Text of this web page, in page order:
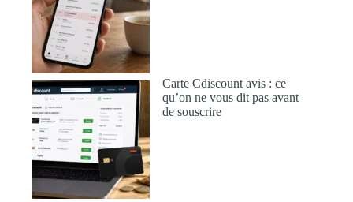
Carte Cdiscount avis : ce
qu’on ne vous dit pas avant
de souscrire